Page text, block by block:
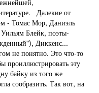
Далекие от
- Томас Мор, Даниэль
Блейк, поэты-
Диккенс...
не понятно. Это что-то
проиллюстрировать эту
байку из того же
сообразить. Так вот, на